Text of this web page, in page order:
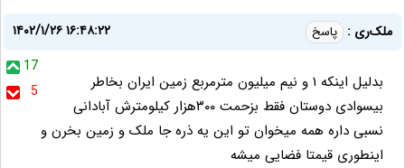
ملک‌ری : پاسخ
۱۴۰۲/۱/۲۶ ۱۶:۴۸:۲۲
17
5
بدلیل اینکه ۱ و نیم میلیون مترمربع زمین ایران بخاطر
بیسوادی دوستان فقط بزحمت ۳۰۰هزار کیلومترش آبادانی
نسبی داره همه ميخوان تو این یه ذره جا ملک و زمین بخرن و
اینطوری قیمتا فضایی میشه